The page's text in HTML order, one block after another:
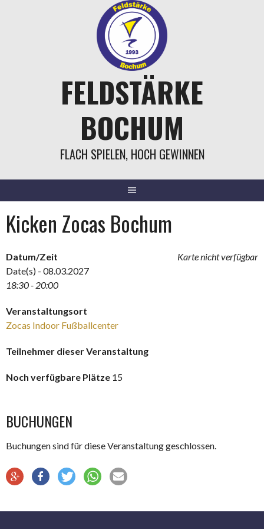
FELDSTÄRKE
BOCHUM
FLACH SPIELEN, HOCH GEWINNEN
Kicken Zocas Bochum
Karte nicht verfügbar
Datum/Zeit
Date(s) - 08.03.2027
18:30 - 20:00
Veranstaltungsort
Zocas Indoor Fußballcenter
Teilnehmer dieser Veranstaltung
Noch verfügbare Plätze 15
BUCHUNGEN
Buchungen sind für diese Veranstaltung geschlossen.